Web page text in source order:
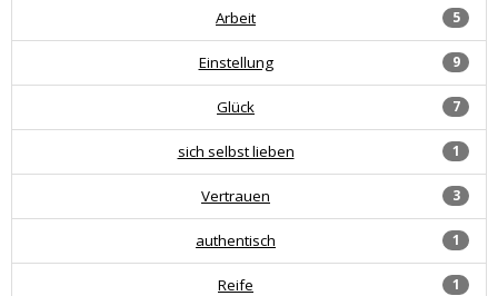
5
Arbeit
9
Einstellung
7
Glück
1
sich selbst lieben
3
Vertrauen
1
authentisch
1
Reife